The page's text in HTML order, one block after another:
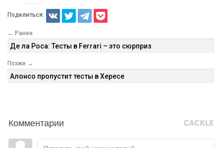
Поделиться:
← Ранее
Де ла Роса: Тесты в Ferrari – это сюрприз
Позже →
Алонсо пропустит тесты в Хересе
Комментарии